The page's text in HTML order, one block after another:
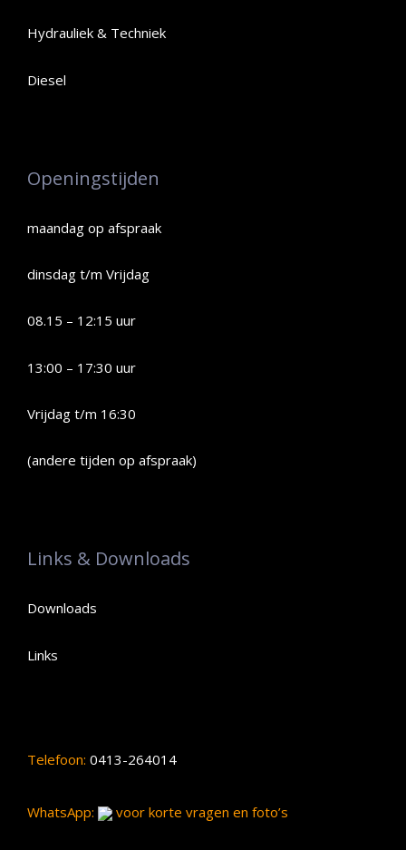
Hydrauliek & Techniek
Diesel
Openingstijden
maandag op afspraak
dinsdag t/m Vrijdag
08.15 – 12:15 uur
13:00 – 17:30 uur
Vrijdag t/m 16:30
(andere tijden op afspraak)
Links & Downloads
Downloads
Links
Telefoon: 0413-264014
WhatsApp: voor korte vragen en foto’s